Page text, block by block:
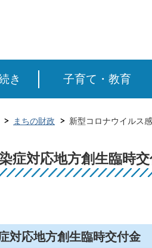
き 子育て・教育
まちの財政 新型コロナウイルス
症対応地方創生臨時
対応地方創生臨時交付金